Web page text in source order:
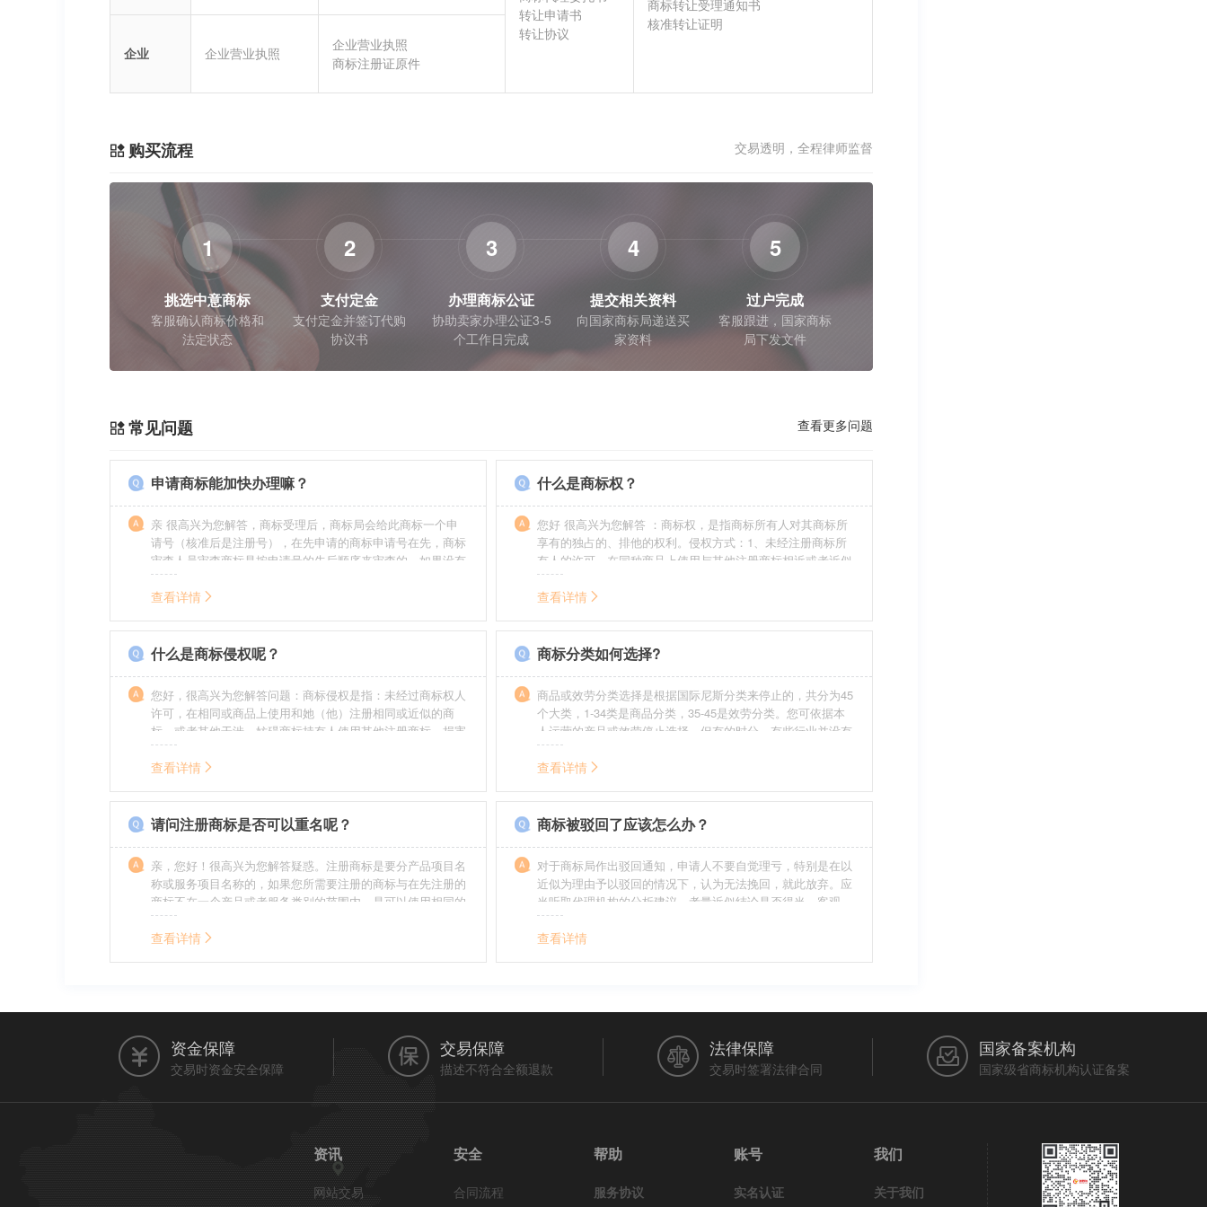
转让申请书
转让协议
商标转让受理通知书
核准转让证明
企业
企业营业执照
企业营业执照
商标注册证原件
购买流程 交易透明，全程律师监督
1
挑选中意商标
客服确认商标价格和
法定状态
2
支付定金
支付定金并签订代购
协议书
3
办理商标公证
协助卖家办理公证3-5
个工作日完成
4
提交相关资料
向国家商标局递送买
家资料
5
过户完成
客服跟进，国家商标
局下发文件
常见问题 查看更多问题
申请商标能加快办理嘛？
亲 很高兴为您解答，商标受理后，商标局会给此商标一个申
请号（核准后是注册号），在先申请的商标申请号在先，商标
审查人员审查商标是按申请号的先后顺序来审查的，如果没有
特殊情况（受理案件需要，被异议等），不会延迟也不会提
前。
查看详情
什么是商标权？
您好 很高兴为您解答 ：商标权，是指商标所有人对其商标所
享有的独占的、排他的权利。侵权方式：1、未经注册商标所
有人的许可，在同种商品上使用与其他注册商标相近或者近似
的商标。2、销售明知是假冒注册商标的商品。3、伪造、擅自
制造他人注册商标标识或者销售伪造、擅自制造的注册商标标
给他人注册商标专用权造成其他损害。
查看详情
什么是商标侵权呢？
您好，很高兴为您解答问题：商标侵权是指：未经过商标权人
许可，在相同或商品上使用和她（他）注册相同或近似的商
标，或者其他干涉、妨碍商标持有人使用其他注册商标，损害
商标持有人合法权益的其他行为。侵权的人通常需要承担侵权
的责任，明知侵权的行为的人要承担赔偿的责任。情节严重
查看详情
商标分类如何选择?
商品或效劳分类选择是根据国际尼斯分类来停止的，共分为45
个大类，1-34类是商品分类，35-45是效劳分类。您可依据本
人运营的产品或效劳停止选择。但有的时分，有些行业并没有
在分类表中明白列出，而且也无法由一个分类就完整包含进
去，这就呈现了跨类别的状况，对这样的行业要特别留意，假
无法全面的停止维护。
查看详情
请问注册商标是否可以重名呢？
亲，您好！很高兴为您解答疑惑。注册商标是要分产品项目名
称或服务项目名称的，如果您所需要注册的商标与在先注册的
商标不在一个产品或者服务类别的范围内，是可以使用相同的
名称的。希望我的回答能帮到您。
查看详情
商标被驳回了应该怎么办？
对于商标局作出驳回通知，申请人不要自觉理亏，特别是在以
近似为理由予以驳回的情况下，认为无法挽回，就此放弃。应
当听取代理机构的分析建议，考量近似结论是否得当、客观，
最终决定是选择放弃还是进行复审，从而最大限度的维护自身
利益（很多商标最后取得成功都是复审争取来的，审查员作出
查看详情
资金保障
交易时资金安全保障
交易保障
描述不符合全额退款
法律保障
交易时签署法律合同
国家备案机构
国家级省商标机构认证备案
资讯
网站交易
安全
合同流程
帮助
服务协议
账号
实名认证
我们
关于我们